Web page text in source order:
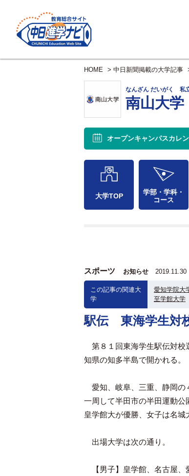
HOME > 中日新聞掲載の大学記事
なんざん だいがく 私
南山大学
オープンキャンパスカレ
大学TOP
学部・学科・
コース
スポーツ お知らせ 2019.11.30
この記事の関連大
学
愛知学院大
至学館大学
駅伝 東海学生対
第８１回東海学生駅伝対校
知県の知多半島で開かれる。
愛知、岐阜、三重、静岡の
一周して半田市の半田運動
皇学館大が優勝、女子は名城
出場大学は次の通り。
【男子】皇学館、名古屋、